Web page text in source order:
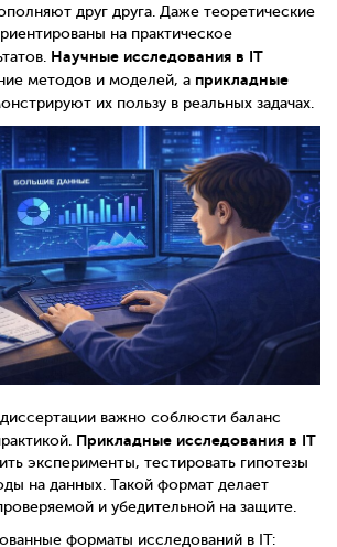
друг друга. Даже теоретические
на практическое
Научные исследования в IT
методов и моделей, а прикладные
их пользу в реальных задачах.
важно соблюсти баланс
Прикладные исследования в IT
эксперименты, тестировать гипотезы
на данных. Такой формат делает
и убедительной на защите.
форматы исследований в IT: